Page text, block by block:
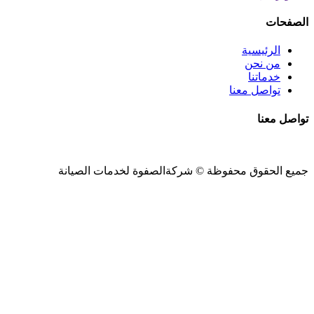
الصفحات
الرئيسية
من نحن
خدماتنا
تواصل معنا
تواصل معنا
جميع الحقوق محفوظة © شركةالصفوة لخدمات الصيانة